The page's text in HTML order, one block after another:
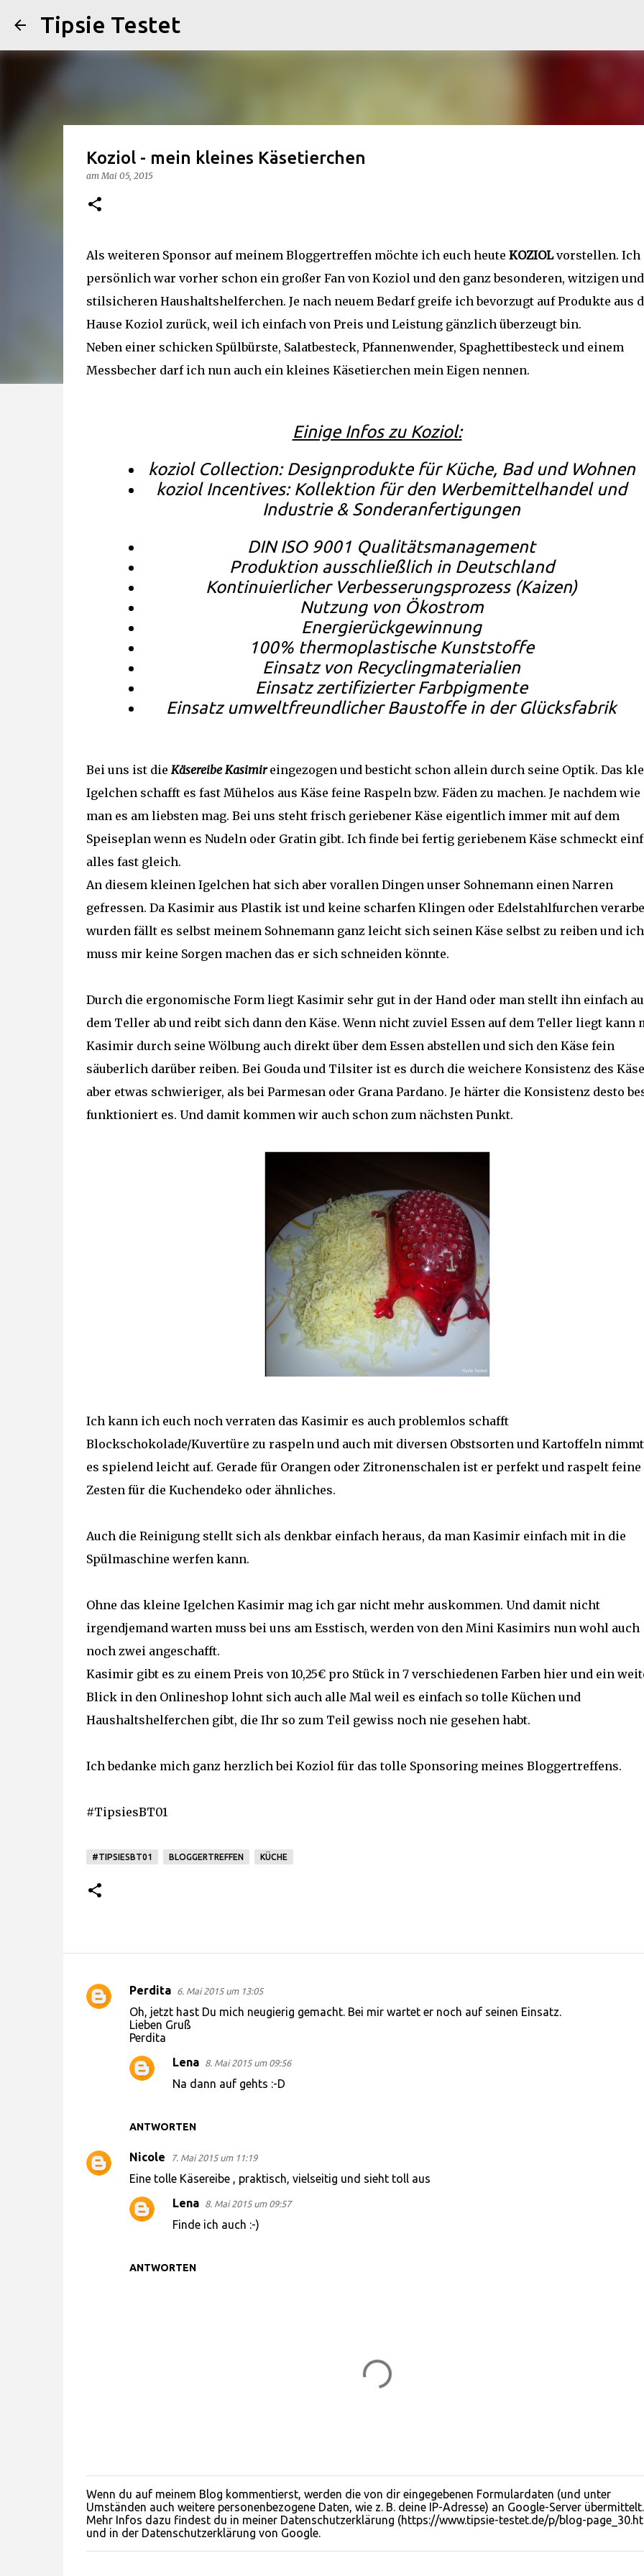
Tipsie Testet
Koziol - mein kleines Käsetierchen
amMai 05, 2015
Als weiteren Sponsor auf meinem Bloggertreffen möchte ich euch heute KOZIOLvorstellen. Ich
persönlich war vorher schon ein großer Fan von Koziol und den ganz besonderen, witzigen und
stilsicheren Haushaltshelferchen. Je nach neuem Bedarf greife ich bevorzugt auf Produkte aus
Hause Koziol zurück, weil ich einfach von Preis und Leistung gänzlich überzeugt bin.
Neben einer schicken Spülbürste, Salatbesteck, Pfannenwender, Spaghettibesteck und einem
Messbecher darf ich nun auch ein kleines Käsetierchen mein Eigen nennen.
Einige Infos zu Koziol:
koziol Collection: Designprodukte für Küche, Bad und Wohnen
koziol Incentives: Kollektion für den Werbemittelhandel und
Industrie & Sonderanfertigungen
DIN ISO 9001 Qualitätsmanagement
Produktion ausschließlich in Deutschland
Kontinuierlicher Verbesserungsprozess (Kaizen)
Nutzung von Ökostrom
Energierückgewinnung
100% thermoplastische Kunststoffe
Einsatz von Recyclingmaterialien
Einsatz zertifizierter Farbpigmente
Einsatz umweltfreundlicher Baustoffe in der Glücksfabrik
Bei uns ist die Käsereibe Kasimireingezogen und besticht schon allein durch seine Optik. Das
Igelchen schafft es fast Mühelos aus Käse feine Raspeln bzw. Fäden zu machen. Je nachdem wie
man es am liebsten mag. Bei uns steht frisch geriebener Käse eigentlich immer mit auf dem
Speiseplan wenn es Nudeln oder Gratin gibt. Ich finde bei fertig geriebenem Käse schmeckt
alles fast gleich.
An diesem kleinen Igelchen hat sich aber vorallen Dingen unser Sohnemann einen Narren
gefressen. Da Kasimir aus Plastik ist und keine scharfen Klingen oder Edelstahlfurchen
wurden fällt es selbst meinem Sohnemann ganz leicht sich seinen Käse selbst zu reiben und ich
muss mir keine Sorgen machen das er sich schneiden könnte.
Durch die ergonomische Form liegt Kasimir sehr gut in der Hand oder man stellt ihn einfach
dem Teller ab und reibt sich dann den Käse. Wenn nicht zuviel Essen auf dem Teller liegt kann
Kasimir durch seine Wölbung auch direkt über dem Essen abstellen und sich den Käse fein
säuberlich darüber reiben. Bei Gouda und Tilsiter ist es durch die weichere Konsistenz des
aber etwas schwieriger, als bei Parmesan oder Grana Pardano. Je härter die Konsistenz desto
funktioniert es. Und damit kommen wir auch schon zum nächsten Punkt.
Ich kann ich euch noch verraten das Kasimir es auch problemlos schafft
Blockschokolade/Kuvertüre zu raspeln und auch mit diversen Obstsorten und Kartoffeln
es spielend leicht auf. Gerade für Orangen oder Zitronenschalen ist er perfekt und raspelt feine
Zesten für die Kuchendeko oder ähnliches.
Auch die Reinigung stellt sich als denkbar einfach heraus, da man Kasimir einfach mit in die
Spülmaschine werfen kann.
Ohne das kleine Igelchen Kasimir mag ich gar nicht mehr auskommen. Und damit nicht
irgendjemand warten muss bei uns am Esstisch, werden von den Mini Kasimirs nun wohl auch
noch zwei angeschafft.
Kasimir gibt es zu einem Preis von 10,25€ pro Stück in 7 verschiedenen Farben hier und ein
Blick in den Onlineshop lohnt sich auch alle Mal weil es einfach so tolle Küchen und
Haushaltshelferchen gibt, die Ihr so zum Teil gewiss noch nie gesehen habt.
Ich bedanke mich ganz herzlich bei Koziol für das tolle Sponsoring meines Bloggertreffens.
#TipsiesBT01
#TIPSIESBT01 BLOGGERTREFFEN KÜCHE
K
r
Perdita 6. Mai 2015 um 13:05
Oh, jetzt hast Du mich neugierig gemacht. Bei mir wartet er noch auf seinen Einsatz.
Lieben Gruß
Perdita
ANTWORTEN
Lena 8. Mai 2015 um 09:56
Na dann auf gehts :-D
Nicole 7. Mai 2015 um 11:19
Eine tolle Käsereibe , praktisch, vielseitig und sieht toll aus
ANTWORTEN
Lena 8. Mai 2015 um 09:57
Finde ich auch :-)
K
o
m
m
e
Wenn du auf meinem Blog kommentierst, werden die von dir eingegebenen Formulardaten (und unter
Umständen auch weitere personenbezogene Daten, wie z. B. deine IP-Adresse) an Google-Server übermittelt.
Mehr Infos dazu findest du in meiner Datenschutzerklärung (https://www.tipsie-testet.de/p/blog-
und in der Datenschutzerklärung von Google.